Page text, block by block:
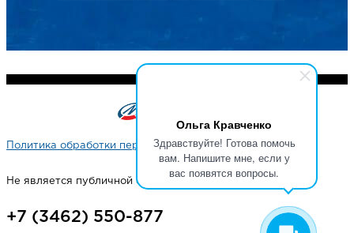
Ольга Кравченко
Здравствуйте! Готова помочь
вам. Напишите мне, если у
вас появятся вопросы.
Политика обработки персональных данных
Не является публичной офертой
+7 (3462) 550-877